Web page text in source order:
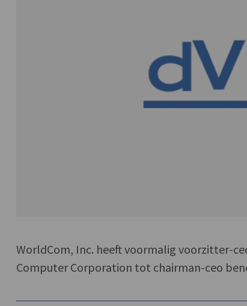
WorldCom, Inc. heeft voormalig voorzitter-
Computer Corporation tot chairman-ceo